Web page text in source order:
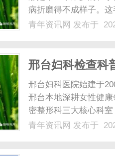
病折磨得不成样子。
这脑袋里不清净。一
青年资讯网 发布于
邢台妇科检查科
— 邢台妇科医院
邢台妇科医院始建于
邢台本地深耕女性健
密整形科三大核心科
系。院内始终将女性
青年资讯网 发布于